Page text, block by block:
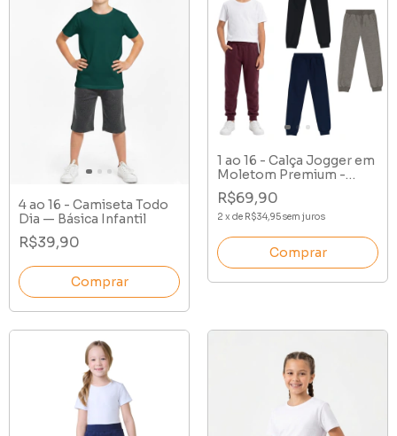
4 ao 16 - Camiseta Todo
Dia — Básica Infantil
R$39,90
Comprar
1 ao 16 - Calça Jogger em
Moletom Premium -
Peluciada
R$69,90
2 x de R$34,95sem juros
Comprar